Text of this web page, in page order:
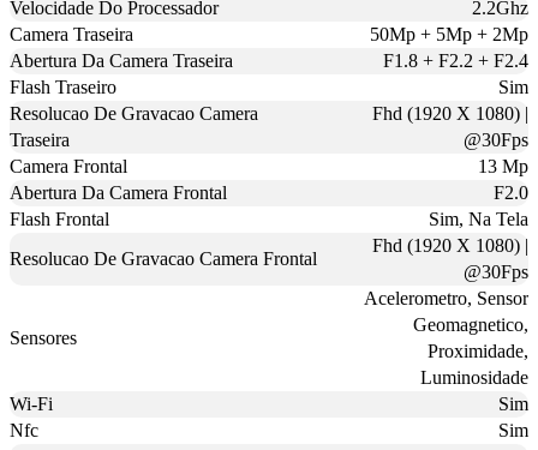
Velocidade Do Processador
2.2Ghz
Camera Traseira
50Mp + 5Mp + 2Mp
Abertura Da Camera Traseira
F1.8 + F2.2 + F2.4
Flash Traseiro
Sim
Resolucao De Gravacao Camera
Traseira
Fhd (1920 X 1080) |
@30Fps
Camera Frontal
13 Mp
Abertura Da Camera Frontal
F2.0
Flash Frontal
Sim, Na Tela
Resolucao De Gravacao Camera Frontal
Fhd (1920 X 1080) |
@30Fps
Sensores
Acelerometro, Sensor
Geomagnetico,
Proximidade,
Luminosidade
Wi-Fi
Sim
Nfc
Sim